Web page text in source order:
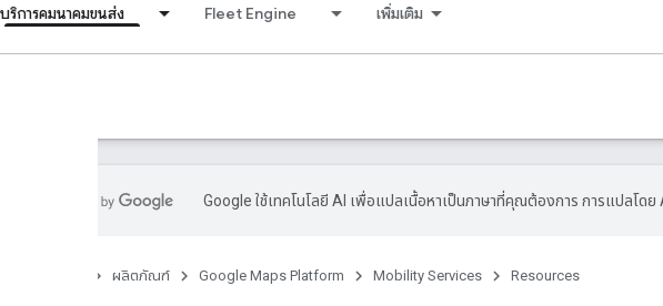
บริการคมนาคมขนส่ง Fleet Engine เพิ่มเติม
Google ใช้เทคโนโลยี AI เพื่อแปลเนื้อหาเป็นภาษาที่คุณต้องการ การแปลโด
ผลิตภัณฑ์ Google Maps Platform Mobility Services Resources